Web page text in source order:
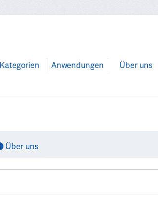
Kategorien Anwendungen Über uns
Über uns